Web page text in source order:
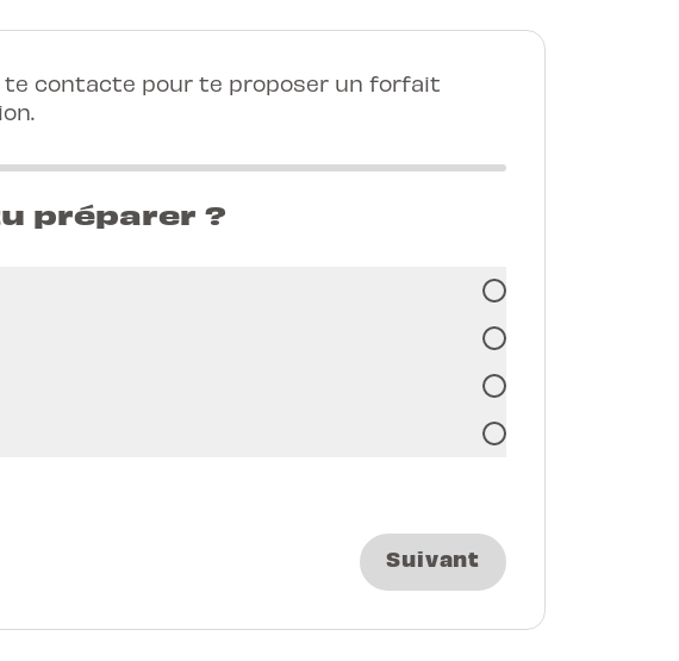
te contacte pour te proposer un forfait
préparer ?
Suivant